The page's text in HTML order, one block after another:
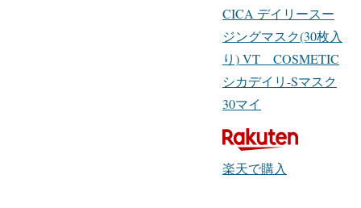
CICA デイリースー
ジングマスク(30枚入
り) VT COSMETIC
シカデイリ-Sマスク
30マイ
楽天で購入